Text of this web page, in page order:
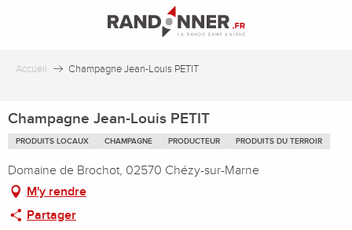
principal
Accueil Champagne Jean-Louis PETIT
Champagne Jean-Louis PETIT
PRODUITS LOCAUX CHAMPAGNE PRODUCTEUR PRODUITS DU TERROIR
Domaine de Brochot, 02570 Chézy-sur-Marne
M'y rendre
Partager